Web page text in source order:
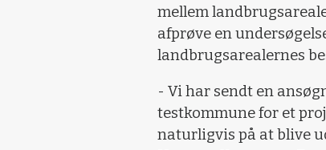
mellem
afprøve en
landbrugsarealernes
- Vi har sendt en
testkommune for et
naturligvis på at blive